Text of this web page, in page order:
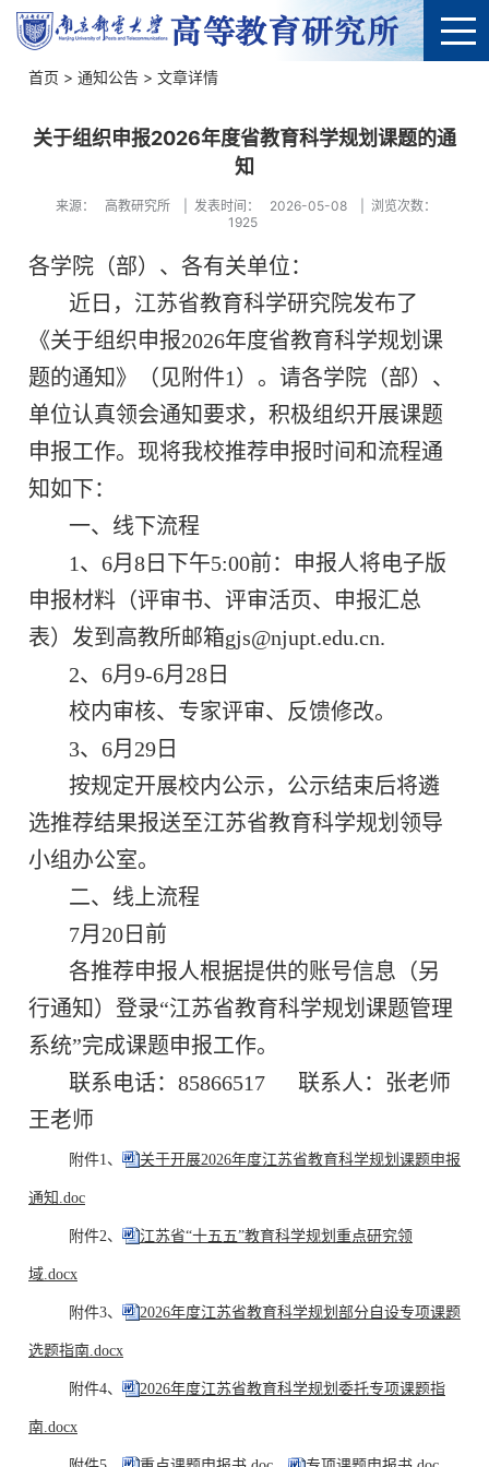
首页 > 通知公告 > 文章详情
关于组织申报2026年度省教育科学规划课题的通
知
来源： 高教研究所 发表时间： 2026-05-08
浏览次数：
1925
各学院（部）、各有关单位：
近日，江苏省教育科学研究院发布了
《关于组织申报2026年度省教育科学规划课
题的通知》（见附件1）。请各学院（部）、
单位认真领会通知要求，积极组织开展课题
申报工作。现将我校推荐申报时间和流程通
知如下：
一、线下流程
1、 6月 8 日下午5:00前：申报人将电子版
申报材料（评审书、评审活页、申报汇总
表）发到高教所邮箱gjs@njupt.edu.cn.
2、 6月 9-6月28 日
校内审核、专家评审、反馈修改。
3、 6月 29 日
按规定开展校内公示，公示结束后将遴
选推荐结果报送至江苏省教育科学规划领导
小组办公室。
二、线上流程
7月 20 日前
各推荐申报人根据提供的账号信息（另
行通知）登录“江苏省教育科学规划课题管理
系统”完成课题申报工作。
联系电话： 85866517 联系人：张老师
王老师
附件1、 关于开展2026年度江苏省教育科学规划课题申报
通知.doc
附件2、 江苏省“十五五”教育科学规划重点研究领
域.docx
附件3、 2026年度江苏省教育科学规划部分自设专项课题
选题指南.docx
附件4、 2026年度江苏省教育科学规划委托专项课题指
南.docx